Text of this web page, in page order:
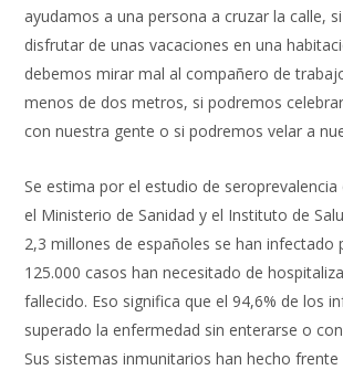
ayudamos a una persona a cruzar la calle,
disfrutar de unas vacaciones en una
debemos mirar mal al compañero de
menos de dos metros, si podremos
con nuestra gente o si podremos velar a
Se estima por el estudio de seroprevalencia
el Ministerio de Sanidad y el Instituto de
2,3 millones de españoles se han infectado
125.000 casos han necesitado de
fallecido. Eso significa que el 94,6% de los
superado la enfermedad sin enterarse o
Sus sistemas inmunitarios han hecho frente